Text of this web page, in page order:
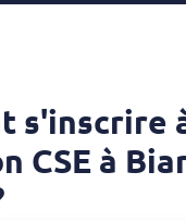
s'inscrire
CSE à